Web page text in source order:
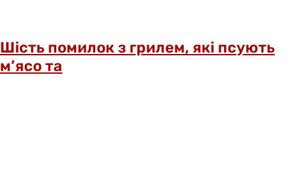
Шість помилок з грилем, які псують
м’ясо та